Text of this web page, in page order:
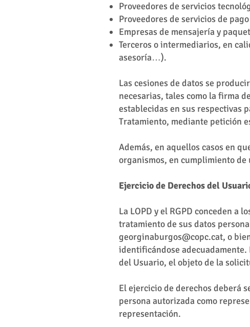
Proveedores de servicios
Proveedores de servicios de pago
Empresas de mensajería y
Terceros o intermediarios, en
asesoría…).
Las cesiones de datos se
necesarias, tales como la firma
establecidas en sus respectivas
Tratamiento, mediante petición
Además, en aquellos casos en
organismos, en cumplimiento
Ejercicio de Derechos del
La LOPD y el RGPD conceden a
tratamiento de sus datos
georginaburgos@copc.cat, o
identificándose
del Usuario, el objeto de la
El ejercicio de derechos deberá
persona autorizada como
representación.